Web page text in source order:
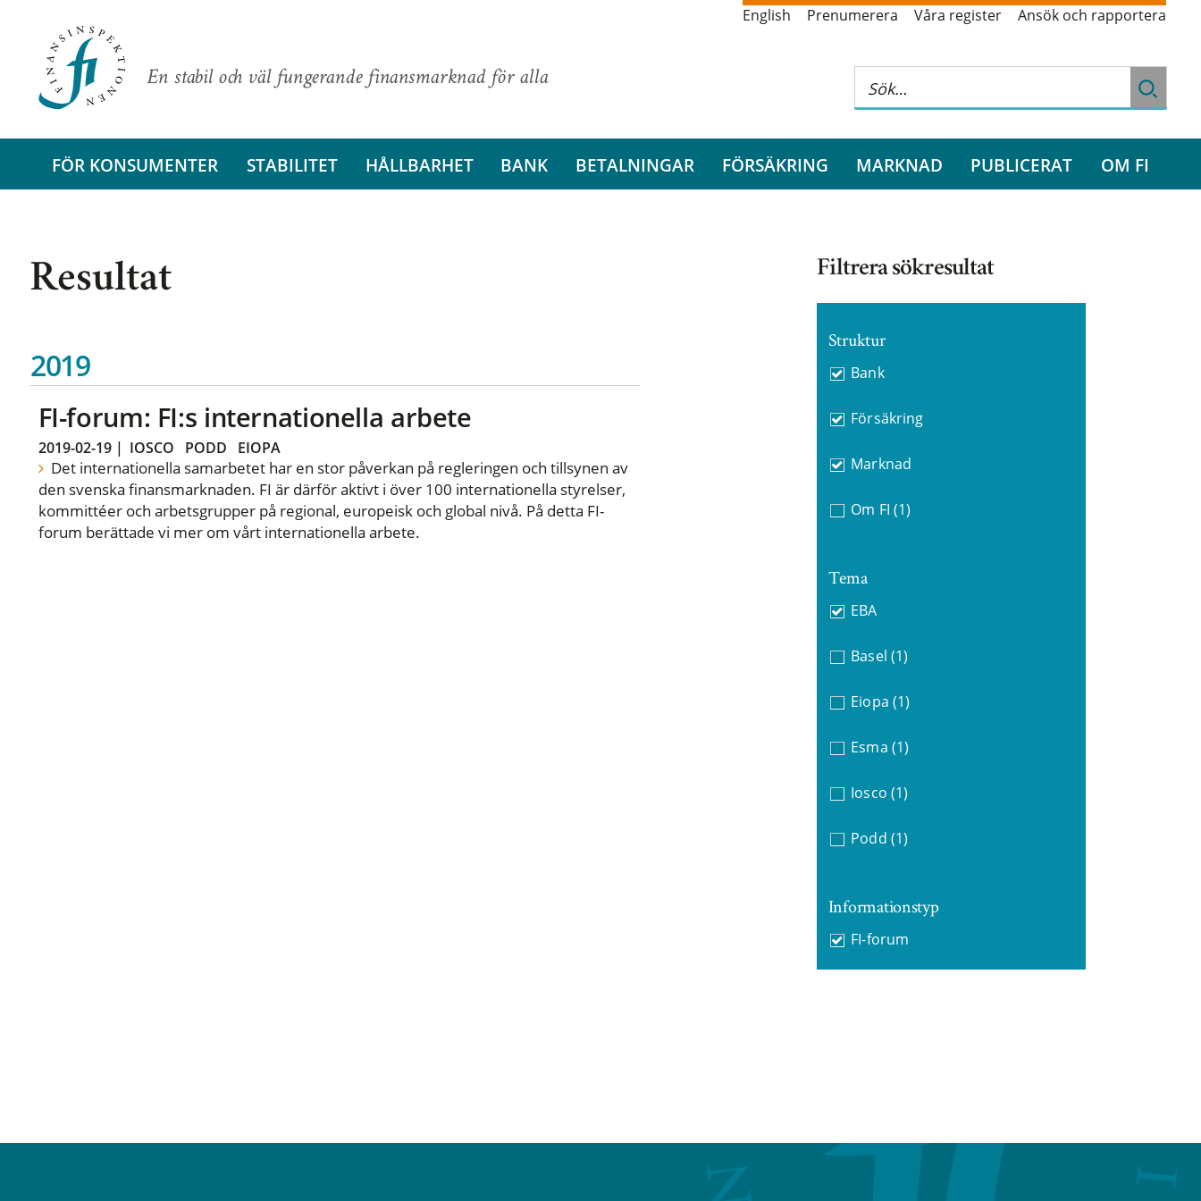
En stabil och väl fungerande finansmarknad för alla
English Prenumerera Våra register Ansök och rapportera
FÖR KONSUMENTER STABILITET HÅLLBARHET BANK BETALNINGAR FÖRSÄKRING MARKNAD PUBLICERAT OM FI
Resultat
2019
FI-forum: FI:s internationella arbete
2019-02-19| IOSCO PODD EIOPA
Det internationella samarbetet har en stor påverkan på regleringen och tillsynen av
den svenska finansmarknaden. FI är därför aktivt i över 100 internationella styrelser,
kommittéer och arbetsgrupper på regional, europeisk och global nivå. På detta FI-
forum berättade vi mer om vårt internationella arbete.
Filtrera sökresultat
Struktur
Bank
Försäkring
Marknad
Om FI (1)
Tema
EBA
Basel (1)
Eiopa (1)
Esma (1)
Iosco (1)
Podd (1)
Informationstyp
FI-forum